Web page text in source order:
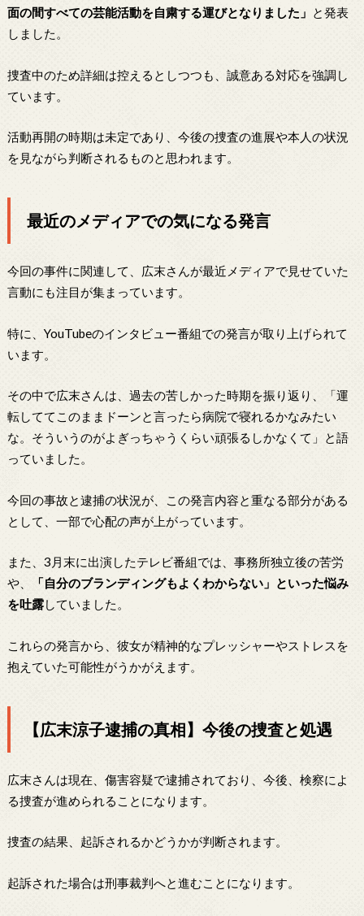
面の間すべての芸能活動を自粛する運びとなりました」 と発表
しました。
捜査中のため詳細は控えるとしつつも、誠意ある対応を強調し
ています。
活動再開の時期は未定であり、今後の捜査の進展や本人の状況
を見ながら判断されるものと思われます。
最近のメディアでの気になる発言
今回の事件に関連して、広末さんが最近メディアで見せていた
言動にも注目が集まっています。
特に、YouTubeのインタビュー番組での発言が取り上げられて
います。
その中で広末さんは、過去の苦しかった時期を振り返り、「運
転しててこのままドーンと言ったら病院で寝れるかなみたい
な。そういうのがよぎっちゃうくらい頑張るしかなくて」と語
っていました。
今回の事故と逮捕の状況が、この発言内容と重なる部分がある
として、一部で心配の声が上がっています。
また、3月末に出演したテレビ番組では、事務所独立後の苦労
や、
「自分のブランディングもよくわからない」といった悩み
を吐露していました。
これらの発言から、彼女が精神的なプレッシャーやストレスを
抱えていた可能性がうかがえます。
【広末涼子逮捕の真相】今後の捜査と処遇
広末さんは現在、傷害容疑で逮捕されており、今後、検察によ
る捜査が進められることになります。
捜査の結果、起訴されるかどうかが判断されます。
起訴された場合は刑事裁判へと進むことになります。